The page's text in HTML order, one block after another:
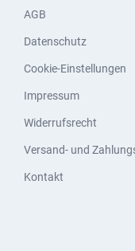
AGB
Datenschutz
Cookie-Einstellungen
Impressum
Widerrufsrecht
Versand- und
Kontakt